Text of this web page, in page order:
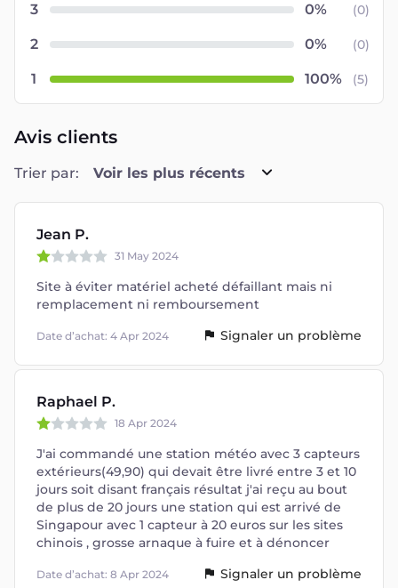
3 (0)
2 (0)
1 (5)
Avis clients
Trier par: Voir les plus récents
Jean P.
31 May 2024
Site à éviter matériel acheté défaillant mais ni
remplacement ni remboursement
Date d’achat: 4 Apr 2024 Signaler un problème
Raphael P.
18 Apr 2024
J'ai commandé une station météo avec 3 capteurs
extérieurs(49,90) qui devait être livré entre 3 et 10
jours soit disant français résultat j'ai reçu au bout
de plus de 20 jours une station qui est arrivé de
Singapour avec 1 capteur à 20 euros sur les sites
chinois , grosse arnaque à fuire et à dénoncer
Date d’achat: 8 Apr 2024 Signaler un problème